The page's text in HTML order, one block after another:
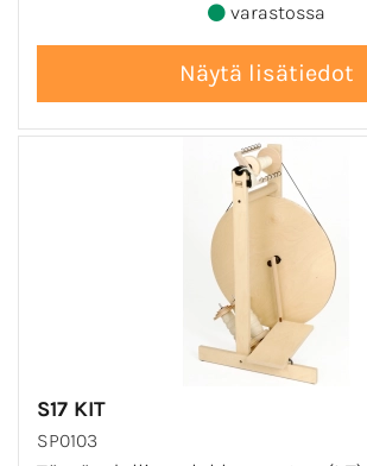
varastossa
S17 KIT
SP0103